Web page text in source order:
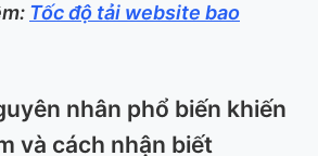
Tốc độ tải website bao
nhân phổ biến khiến
và cách nhận biết